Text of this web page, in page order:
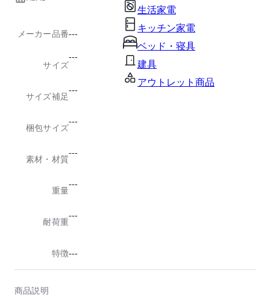
生活家電
キッチン家電
ベッド・寝具
建具
アウトレット商品
メーカー品番---
サイズ
---
サイズ補足
---
梱包サイズ
---
素材・材質
---
重量
---
耐荷重
---
特徴---
商品説明